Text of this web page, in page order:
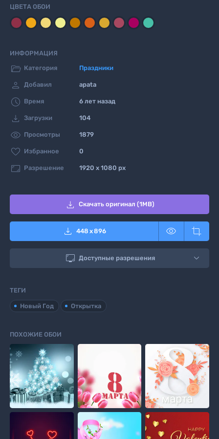
ЦВЕТА ОБОИ
ИНФОРМАЦИЯ
 Категория Праздники
 Добавил apata
 Время 6 лет назад
 Загрузки 104
 Просмотры 1879
 Избранное 0
 Разрешение 1920 x 1080 px
 Скачать оригинал (1MB)
 448 x896  
 Доступные разрешения
ТЕГИ
Новый Год Открытка
ПОХОЖИЕ ОБОИ